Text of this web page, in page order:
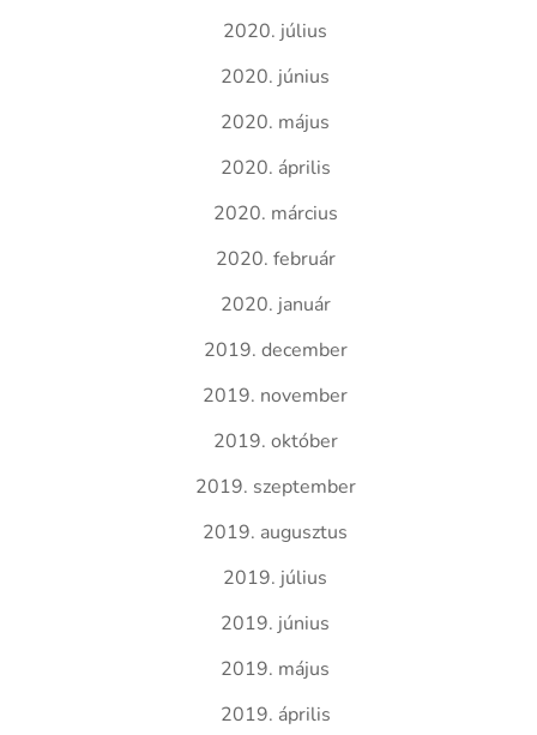
2020. július
2020. június
2020. május
2020. április
2020. március
2020. február
2020. január
2019. december
2019. november
2019. október
2019. szeptember
2019. augusztus
2019. július
2019. június
2019. május
2019. április